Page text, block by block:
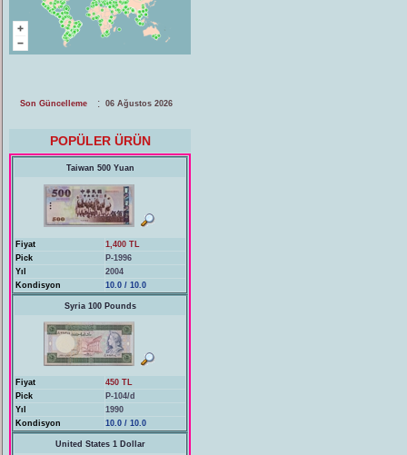
Son Güncelleme : 06 Ağustos 2026
POPÜLER ÜRÜN
Taiwan 500 Yuan
Fiyat
1,400 TL
Pick
P-1996
Yıl
2004
Kondisyon
10.0 / 10.0
Syria 100 Pounds
Fiyat
450 TL
Pick
P-104/d
Yıl
1990
Kondisyon
10.0 / 10.0
United States 1 Dollar